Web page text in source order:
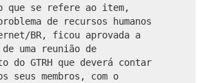
que se refere ao item,
de recursos humanos
BR, ficou aprovada a
uma reunião de
do GTRH que deverá contar
seus membros, com o